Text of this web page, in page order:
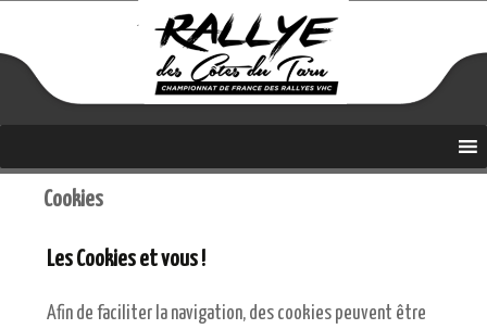
au
contenuCookies
Les Cookies et vous !
Afin de faciliter la navigation, des cookies peuvent être